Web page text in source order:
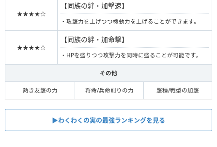
★★★★☆
【同族の絆・加撃速】
・攻撃力を上げつつ機動力を上げることができます。
★★★★☆
【同族の絆・加命撃】
・HPを盛りつつ攻撃力を同時に盛ることが可能です。
その他
熱き友撃の力 将命/兵命削りの力 撃種/戦型の加撃
▶︎︎わくわくの実の最強ランキングを見る